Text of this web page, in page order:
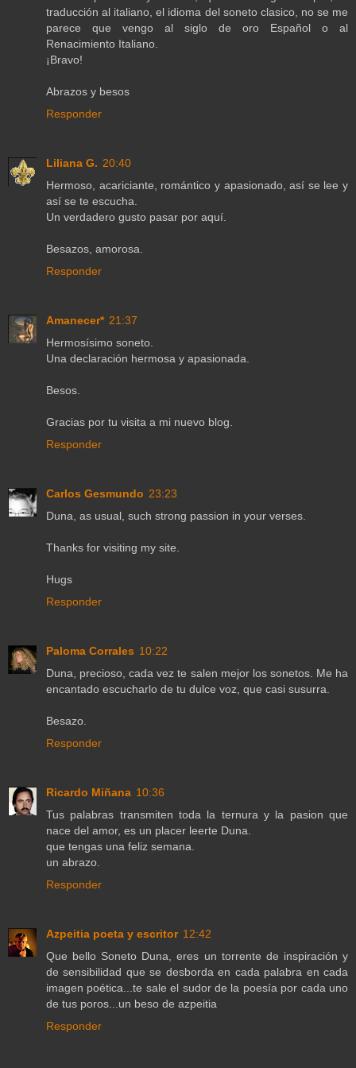
traducción al italiano, el idioma del soneto clasico, no se me
parece que vengo al siglo de oro Español o al
Renacimiento Italiano.
¡Bravo!
Abrazos y besos
Responder
Liliana G. 20:40
Hermoso, acariciante, romántico y apasionado, así se lee y
así se te escucha.
Un verdadero gusto pasar por aquí.
Besazos, amorosa.
Responder
Amanecer* 21:37
Hermosísimo soneto.
Una declaración hermosa y apasionada.
Besos.
Gracias por tu visita a mi nuevo blog.
Responder
Carlos Gesmundo 23:23
Duna, as usual, such strong passion in your verses.
Thanks for visiting my site.
Hugs
Responder
Paloma Corrales 10:22
Duna, precioso, cada vez te salen mejor los sonetos. Me ha
encantado escucharlo de tu dulce voz, que casi susurra.
Besazo.
Responder
Ricardo Miñana 10:36
Tus palabras transmiten toda la ternura y la pasion que
nace del amor, es un placer leerte Duna.
que tengas una feliz semana.
un abrazo.
Responder
Azpeitia poeta y escritor 12:42
Que bello Soneto Duna, eres un torrente de inspiración y
de sensibilidad que se desborda en cada palabra en cada
imagen poética...te sale el sudor de la poesía por cada uno
de tus poros...un beso de azpeitia
Responder